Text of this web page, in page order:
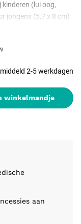
winkelmandje
aan
2-5 werkdagen
(lui oog,
jongens (5,7 x 8 cm)
en latexvrij,
pleister wordt over
te stimuleren. Dit